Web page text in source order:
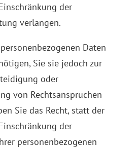
der
verlangen.
Daten
Sie sie jedoch zur
oder
von Rechtsansprüchen
Sie das Recht, statt der
der
personenbezogenen